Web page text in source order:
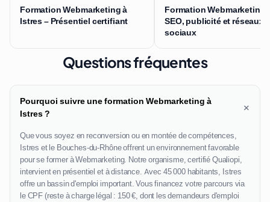
Formation Webmarketing à
Istres – Présentiel certifiant
Formation Webmarketing
SEO, publicité et réseaux
sociaux
Questions fréquentes
Pourquoi suivre une formation Webmarketing à
Istres ?
+
Que vous soyez en reconversion ou en montée de compétences,
Istres et le Bouches-du-Rhône offrent un environnement favorable
pour se former à Webmarketing. Notre organisme, certifié Qualiopi,
intervient en présentiel et à distance. Avec 45 000 habitants, Istres
offre un bassin d'emploi important. Vous financez votre parcours via
le CPF (reste à charge légal : 150 €, dont les demandeurs d'emploi